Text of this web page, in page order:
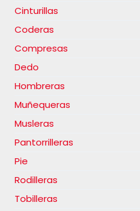
Cinturillas
Coderas
Compresas
Dedo
Hombreras
Muñequeras
Musleras
Pantorrilleras
Pie
Rodilleras
Tobilleras